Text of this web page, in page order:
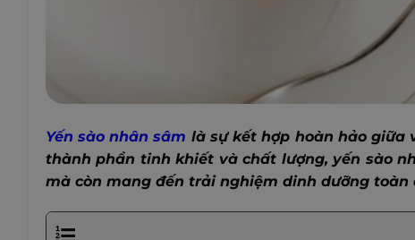
Yến sào nhân sâm là sự kết hợp hoàn hảo giữa
thành phần tinh khiết và chất lượng, yến sào
mà còn mang đến trải nghiệm dinh dưỡng toàn